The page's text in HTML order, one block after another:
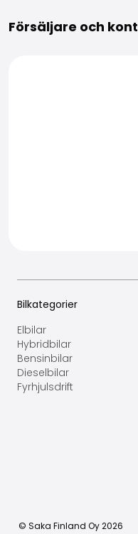
Försäljare och
Bilkategorier
Elbilar
Hybridbilar
Bensinbilar
Dieselbilar
Fyrhjulsdrift
© Saka Finland Oy2026